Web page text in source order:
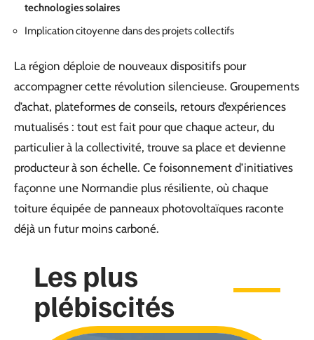
technologies solaires
Implication citoyenne dans des projets collectifs
La région déploie de nouveaux dispositifs pour
accompagner cette révolution silencieuse. Groupements
d’achat, plateformes de conseils, retours d’expériences
mutualisés : tout est fait pour que chaque acteur, du
particulier à la collectivité, trouve sa place et devienne
producteur à son échelle. Ce foisonnement d’initiatives
façonne une Normandie plus résiliente, où chaque
toiture équipée de panneaux photovoltaïques raconte
déjà un futur moins carboné.
Les plus
plébiscités